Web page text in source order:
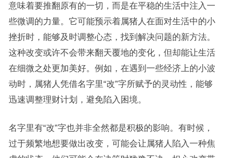
意味着要推翻原有的一切，而是在平稳的生活中注入一
些微调的力量。它可能预示着属猪人在面对生活中的小
挫折时，能够及时调整心态，找到解决问题的新方法。
这种改变或许不会带来翻天覆地的变化，但却能让生活
在细微之处更加美好。例如，在遇到一些经济上的小波
动时，属猪人凭借名字里“改”字所赋予的灵动性，能够
迅速调整理财计划，避免陷入困境。
名字里有“改”字也并非全然都是积极的影响。有时候，
过于频繁地想要做出改变，可能会让属猪人陷入一种焦